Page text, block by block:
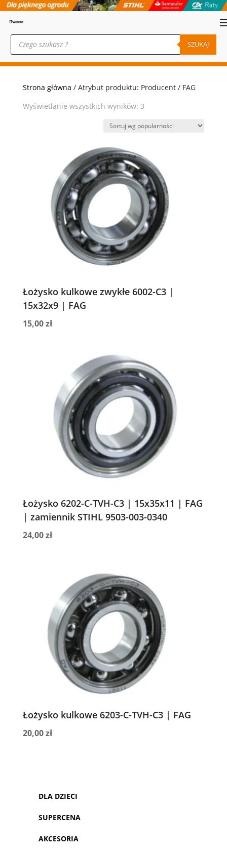
Wyszukiwarka
produktów SZUKAJ
Strona główna / Atrybut produktu: Producent / FAG
Wyświetlanie wszystkich wyników: 3Posortowane
popularności
Łożysko kulkowe zwykłe 6002-C3 |
15x32x9 | FAG
15,00zł
Łożysko 6202-C-TVH-C3 | 15x35x11 | FAG
| zamiennik STIHL 9503-003-0340
24,00zł
Łożysko kulkowe 6203-C-TVH-C3 | FAG
20,00zł
DLA DZIECI
SUPERCENA
AKCESORIA